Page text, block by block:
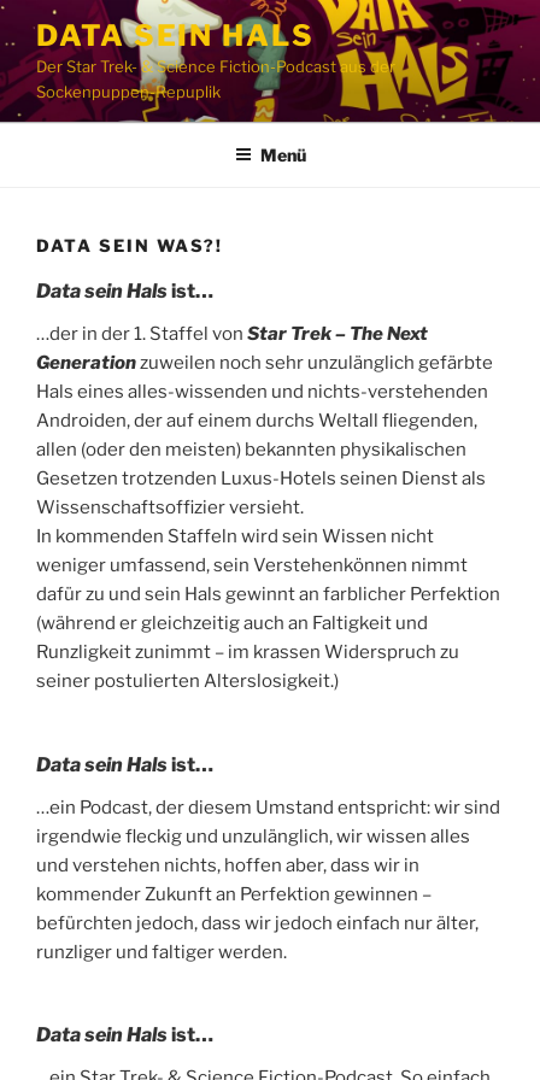
Zum
Inhalt
springen
DATA SEIN HALS
Der Star Trek- & Science Fiction-Podcast aus der
Sockenpuppen-Repuplik
Menü
DATA SEIN WAS?!
Data sein Hals ist…
…der in der 1. Staffel von Star Trek – The Next
Generationzuweilen noch sehr unzulänglich gefärbte
Hals eines alles-wissenden und nichts-verstehenden
Androiden, der auf einem durchs Weltall fliegenden,
allen (oder den meisten) bekannten physikalischen
Gesetzen trotzenden Luxus-Hotels seinen Dienst als
Wissenschaftsoffizier versieht.
In kommenden Staffeln wird sein Wissen nicht
weniger umfassend, sein Verstehenkönnen nimmt
dafür zu und sein Hals gewinnt an farblicher Perfektion
(während er gleichzeitig auch an Faltigkeit und
Runzligkeit zunimmt – im krassen Widerspruch zu
seiner postulierten Alterslosigkeit.)
Data sein Hals ist…
…ein Podcast, der diesem Umstand entspricht: wir sind
irgendwie fleckig und unzulänglich, wir wissen alles
und verstehen nichts, hoffen aber, dass wir in
kommender Zukunft an Perfektion gewinnen –
befürchten jedoch, dass wir jedoch einfach nur älter,
runzliger und faltiger werden.
Data sein Hals ist…